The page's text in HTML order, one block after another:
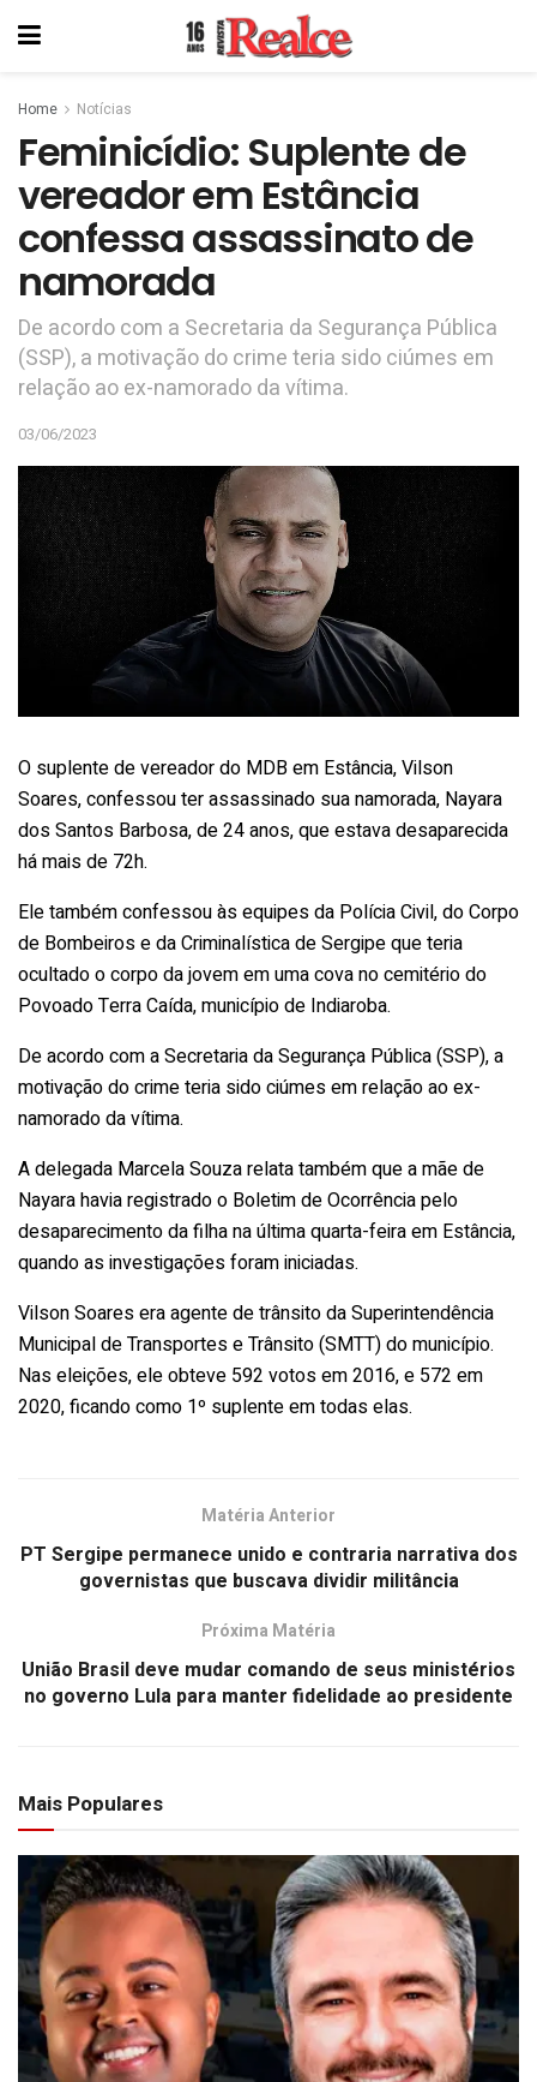
Home Notícias
Feminicídio: Suplente de
vereador em Estância
confessa assassinato de
namorada
De acordo com a Secretaria da Segurança Pública
(SSP), a motivação do crime teria sido ciúmes em
relação ao ex-namorado da vítima.
03/06/2023
O suplente de vereador do MDB em Estância, Vilson
Soares, confessou ter assassinado sua namorada, Nayara
dos Santos Barbosa, de 24 anos, que estava desaparecida
há mais de 72h.
Ele também confessou às equipes da Polícia Civil, do Corpo
de Bombeiros e da Criminalística de Sergipe que teria
ocultado o corpo da jovem em uma cova no cemitério do
Povoado Terra Caída, município de Indiaroba.
De acordo com a Secretaria da Segurança Pública (SSP), a
motivação do crime teria sido ciúmes em relação ao ex-
namorado da vítima.
A delegada Marcela Souza relata também que a mãe de
Nayara havia registrado o Boletim de Ocorrência pelo
desaparecimento da filha na última quarta-feira em Estância,
quando as investigações foram iniciadas.
Vilson Soares era agente de trânsito da Superintendência
Municipal de Transportes e Trânsito (SMTT) do município.
Nas eleições, ele obteve 592 votos em 2016, e 572 em
2020, ficando como 1º suplente em todas elas.
Matéria Anterior
PT Sergipe permanece unido e contraria narrativa dos
governistas que buscava dividir militância
Próxima Matéria
União Brasil deve mudar comando de seus ministérios
no governo Lula para manter fidelidade ao presidente
Mais Populares